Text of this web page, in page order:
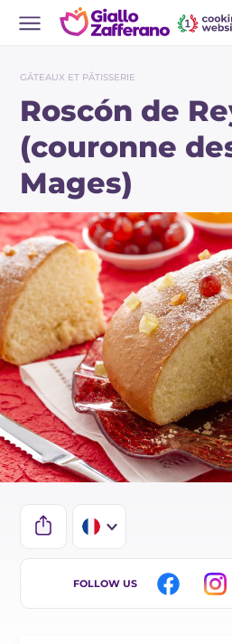
GÂTEAUX ET PÂTISSERIE
Roscón de
(couronne
Mages)
IT
FOLLOW US